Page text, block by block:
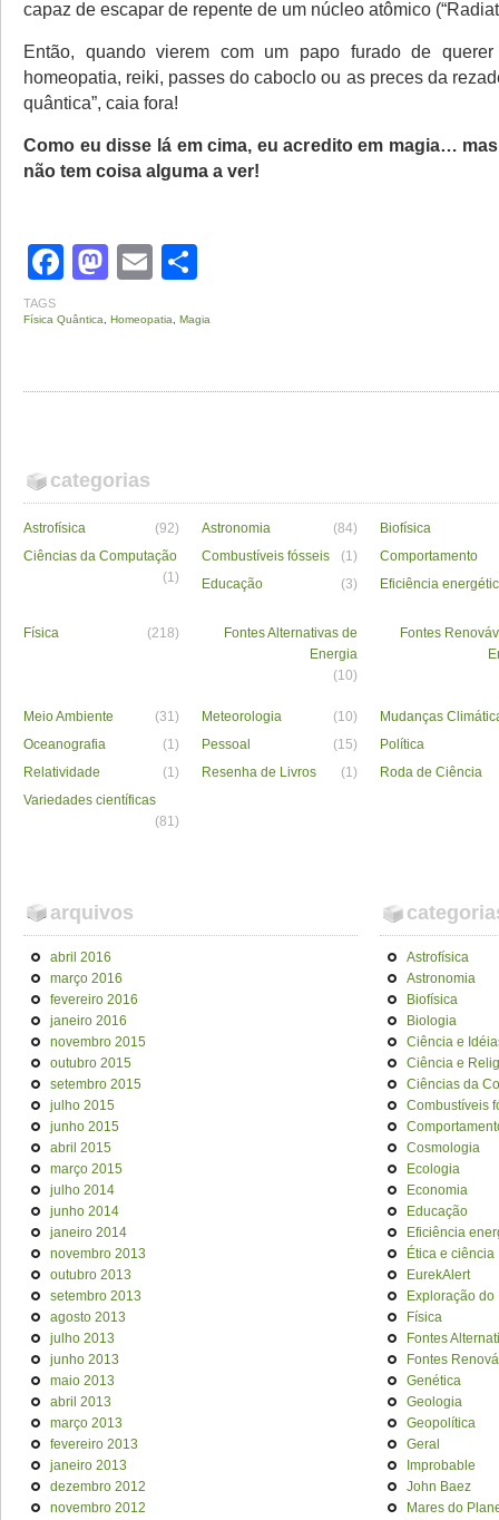
capaz de escapar de repente de um núcleo atômico
Então, quando vierem com um papo furado de querer
homeopatia, reiki, passes do caboclo ou as preces da
quântica”, caia fora!
Como eu disse lá em cima, eu acredito em magia…
não tem coisa alguma a ver!
Facebook
Mastodon
Email
TAGS
Física Quântica Homeopatia Magia
categorias
Astrofísica (92) Astronomia (84)
Biofísica
Ciências da Computação
(1)
Combustíveis fósseis (1)
Comportamento
Educação
(3) Eficiência
Física (218)
Fontes Alternativas de
Energia
(10)
Fontes
Meio Ambiente (31) Meteorologia (10)
Mudanças
Oceanografia
(1) Pessoal (15)
Política
Relatividade
(1) Resenha de Livros (1)
Roda de Ciência
Variedades científicas
(81)
arquivos
abril 2016
março 2016
fevereiro 2016
janeiro 2016
novembro 2015
outubro 2015
setembro 2015
julho 2015
junho 2015
abril 2015
março 2015
julho 2014
junho 2014
janeiro 2014
novembro 2013
outubro 2013
setembro 2013
agosto 2013
julho 2013
junho 2013
maio 2013
abril 2013
março 2013
fevereiro 2013
janeiro 2013
dezembro 2012
novembro 2012
Astrofísica
Astronomia
Biofísica
Biologia
Ciência e
Ciência e
Ciências da
Combustíveis
Cosmologia
Ecologia
Economia
Educação
Eficiência
Ética e ciência
EurekAlert
Exploração do
Física
Fontes
Fontes
Genética
Geologia
Geopolítica
Geral
Improbable
John Baez
Mares do